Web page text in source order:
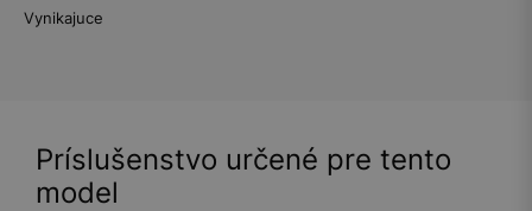
Vynikajuce
Príslušenstvo určené pre tento
model